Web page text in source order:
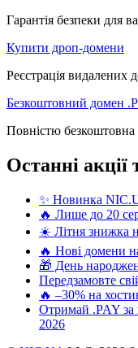
Гарантія безпеки для
Купити дроп-домени
Реєстрація видалених
Безкоштовний домен
Повністю безкоштовна
Останні
✨ Новинка
🔥 Лише до 20
☀️ Літня знижка
🔥 Нові домени
🎁 День
Передзамовте
🔥 –30% на
Отримай .PAY за
2026